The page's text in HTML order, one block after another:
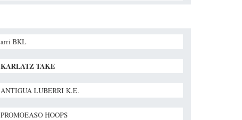
arri BKL
KARLATZ TAKE
ANTIGUA LUBERRI K.E.
PROMOEASO HOOPS